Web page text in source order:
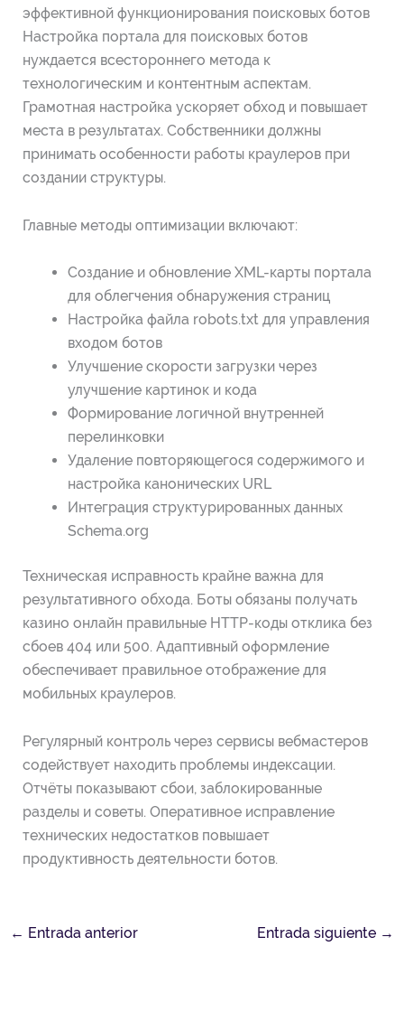
эффективной функционирования поисковых ботов
Настройка портала для поисковых ботов
нуждается всестороннего метода к
технологическим и контентным аспектам.
Грамотная настройка ускоряет обход и повышает
места в результатах. Собственники должны
принимать особенности работы краулеров при
создании структуры.
Главные методы оптимизации включают:
Создание и обновление XML-карты портала
для облегчения обнаружения страниц
Настройка файла robots.txt для управления
входом ботов
Улучшение скорости загрузки через
улучшение картинок и кода
Формирование логичной внутренней
перелинковки
Удаление повторяющегося содержимого и
настройка канонических URL
Интеграция структурированных данных
Schema.org
Техническая исправность крайне важна для
результативного обхода. Боты обязаны получать
казино онлайн правильные HTTP-коды отклика без
сбоев 404 или 500. Адаптивный оформление
обеспечивает правильное отображение для
мобильных краулеров.
Регулярный контроль через сервисы вебмастеров
содействует находить проблемы индексации.
Отчёты показывают сбои, заблокированные
разделы и советы. Оперативное исправление
технических недостатков повышает
продуктивность деятельности ботов.
← Entrada anterior Entrada siguiente →